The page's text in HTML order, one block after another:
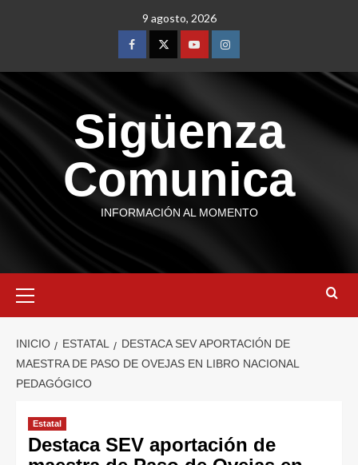
9 agosto, 2026
Sigüenza
Comunica
INFORMACIÓN AL MOMENTO
INICIO ESTATAL
DESTACA SEV APORTACIÓN DE
MAESTRA DE PASO DE OVEJAS EN LIBRO NACIONAL
PEDAGÓGICO
Estatal
Destaca SEV aportación de